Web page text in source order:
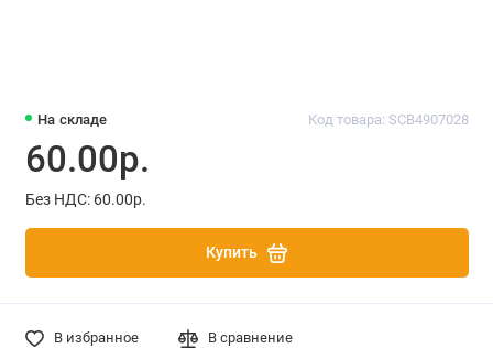
На складе Код товара: SCB4907028
60.00р.
Без НДС: 60.00р.
Купить
В избранное В сравнение